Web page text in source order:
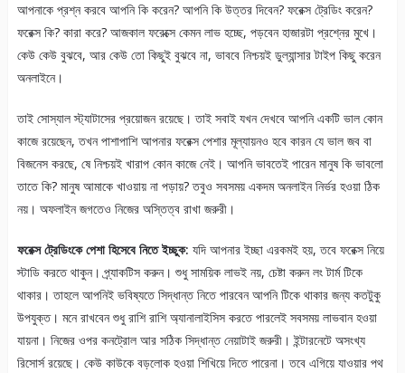
আপনাকে প্রশ্ন করবে আপনি কি করেন? আপনি কি উত্তর দিবেন? ফরেক্স ট্রেডিং করেন?
ফরেক্স কি? কারা করে? আজকাল ফরেক্সে কেমন লাভ হচ্ছে, পড়বেন হাজারটা প্রশ্নের মুখে।
কেউ কেউ বুঝবে, আর কেউ তো কিছুই বুঝবে না, ভাববে নিশ্চয়ই ডুল্যান্সার টাইপ কিছু করেন
অনলাইনে।
তাই সোস্যাল স্ট্যাটাসের প্রয়োজন রয়েছে। তাই সবাই যখন দেখবে আপনি একটি ভাল কোন
কাজে রয়েছেন, তখন পাশাপাশি আপনার ফরেক্স পেশার মূল্যায়নও হবে কারন যে ভাল জব বা
বিজনেস করছে, ষে নিশ্চয়ই খারাপ কোন কাজে নেই। আপনি ভাবতেই পারেন মানুষ কি ভাবলো
তাতে কি? মানুষ আমাকে খাওয়ায় না পড়ায়? তবুও সবসময় একদম অনলাইন নির্ভর হওয়া ঠিক
নয়। অফলাইন জগতেও নিজের অস্তিত্ব রাখা জরুরী।
ফরেক্স ট্রেডিংকে পেশা হিসেবে নিতে ইচ্ছুক: যদি আপনার ইচ্ছা এরকমই হয়, তবে ফরেক্স নিয়ে
স্টাডি করতে থাকুন। প্র্যাকটিস করুন। শুধু সাময়িক লাভই নয়, চেষ্টা করুন লং টার্ম টিকে
থাকার। তাহলে আপনিই ভবিষ্যতে সিদ্ধান্ত নিতে পারবেন আপনি টিকে থাকার জন্য কতটুকু
উপযুক্ত। মনে রাখবেন শুধু রাশি রাশি অ্যানালাইসিস করতে পারলেই সবসময় লাভবান হওয়া
যায়না। নিজের ওপর কনট্রোল আর সঠিক সিদ্ধান্ত নেয়াটাই জরুরী। ইন্টারনেটে অসংখ্য
রিসোর্স রয়েছে। কেউ কাউকে বড়লোক হওয়া শিখিয়ে দিতে পারেনা। তবে এগিয়ে যাওয়ার পথ